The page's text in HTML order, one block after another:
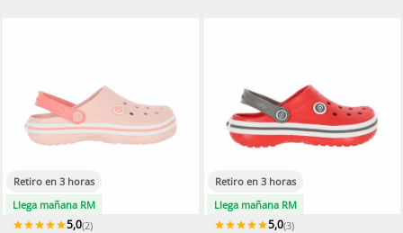
Retiro en 3 horas
Llega mañana RM
5,0(2)
Retiro en 3 horas
Llega mañana RM
5,0(3)